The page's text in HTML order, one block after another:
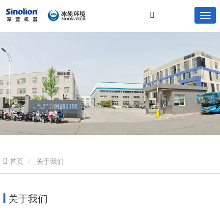
首页 关于我们
关于我们